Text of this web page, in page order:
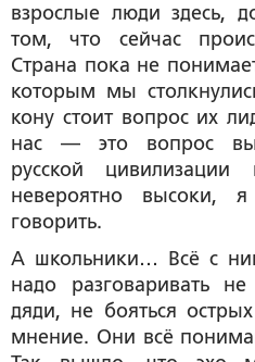
взрослые люди здесь,
том, что сейчас
Страна пока не
которым мы
кону стоит вопрос их
нас — это вопрос
русской
невероятно высоки,
говорить.
А школьники… Всё с
надо разговаривать
дяди, не бояться
мнение. Они всё